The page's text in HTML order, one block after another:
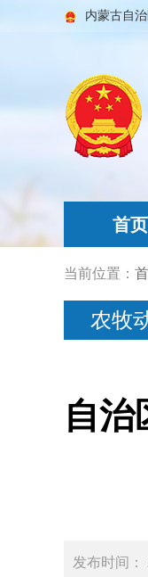
内蒙古自
首页
当前位置：
农牧
自治
发布时间